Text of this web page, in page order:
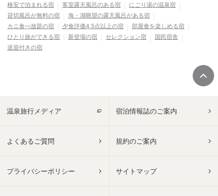
格安で泊まれる宿 客室露天風呂のある宿
にごり湯の温泉宿
貸切風呂が無料の宿
海・湖眺望の露天風呂がある宿
カニ食べ放題の宿
夕食評価4.5点以上の宿
部屋食を楽しめる宿
ひとり旅ができる宿
新登場の宿 セレクション宿
国民宿舎
送迎付きの宿
温泉旅行メディア 宿泊情報誌のご案内
よくあるご質問 規約のご案内
プライバシーポリシー サイトマップ